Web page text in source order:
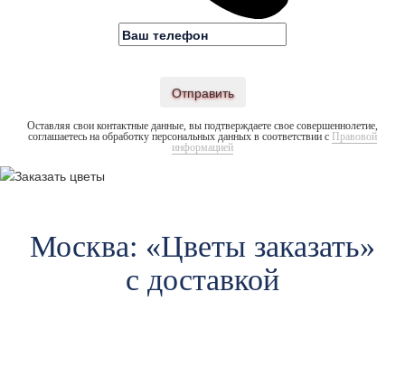
Отправить
Оставляя свои контактные данные, вы подтверждаете свое совершеннолетие,
соглашаетесь на обработку персональных данных в соответствии с Правовой
информацией
Москва: «Цветы заказать»
с доставкой